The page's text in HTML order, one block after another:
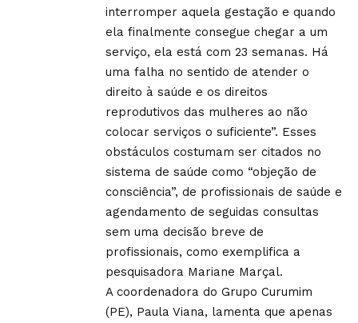
interromper aquela gestação e quando
ela finalmente consegue chegar a um
serviço, ela está com 23 semanas. Há
uma falha no sentido de atender o
direito à saúde e os direitos
reprodutivos das mulheres ao não
colocar serviços o suficiente”. Esses
obstáculos costumam ser citados no
sistema de saúde como “objeção de
consciência”, de profissionais de saúde e
agendamento de seguidas consultas
sem uma decisão breve de
profissionais, como exemplifica a
pesquisadora Mariane Marçal.
A coordenadora do Grupo Curumim
(PE), Paula Viana, lamenta que apenas